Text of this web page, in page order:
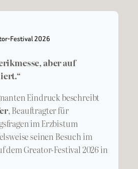
Festival 2026
aber auf
Eindruck beschreibt
, Beauftragter für
im Erzbistum
seinen Besuch im
dem Greator-Festival 2026 in